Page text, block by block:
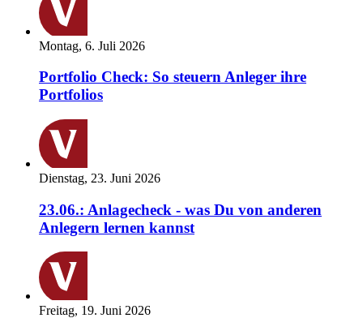
Montag, 6. Juli 2026
Portfolio Check: So steuern Anleger ihre
Portfolios
Dienstag, 23. Juni 2026
23.06.: Anlagecheck - was Du von anderen
Anlegern lernen kannst
Freitag, 19. Juni 2026